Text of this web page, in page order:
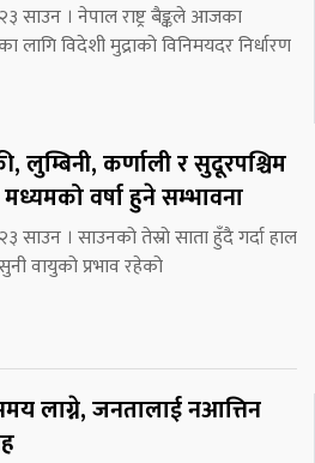
साउन । नेपाल राष्ट्र बैङ्कले आजका
लागि विदेशी मुद्राको विनिमयदर निर्धारण
लुम्बिनी, कर्णाली र सुदूरपश्चिम
वर्षा हुने सम्भावना
साउन । साउनको तेस्रो साता हुँदै गर्दा हाल
वायुको प्रभाव रहेको
लाग्ने, जनतालाई नआत्तिन